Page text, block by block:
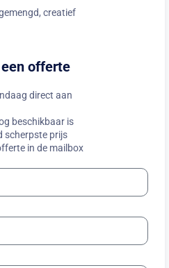
creatief
offerte
direct aan
beschikbaar is
scherpste prijs
in de mailbox